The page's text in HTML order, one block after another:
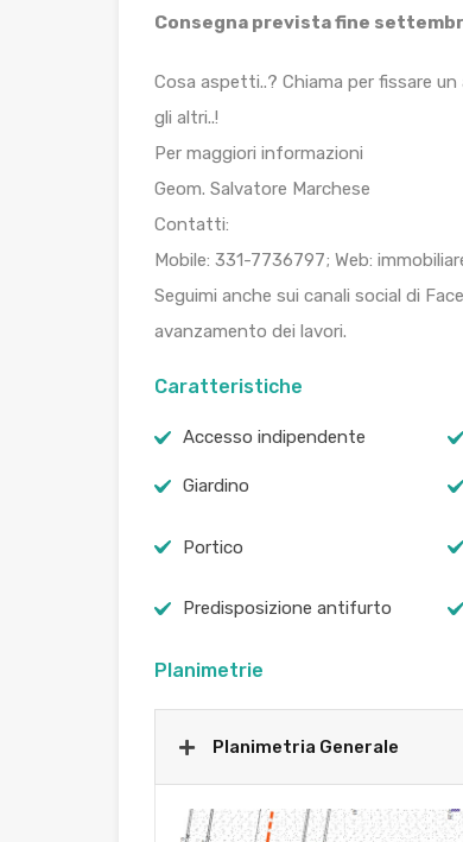
Consegna prevista fine
Cosa aspetti..? Chiama per fissare
gli altri..!
Per maggiori informazioni
Geom. Salvatore Marchese
Contatti:
Mobile: 331-7736797; Web:
Seguimi anche sui canali social di
avanzamento dei lavori.
Caratteristiche
Accesso indipendente
Giardino
Portico
Predisposizione antifurto
Planimetrie
Planimetria Generale